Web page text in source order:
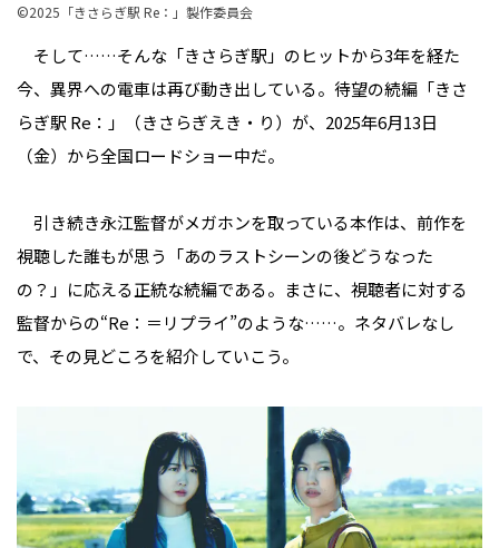
©︎2025「きさらぎ駅 Re：」製作委員会
そして……そんな「きさらぎ駅」のヒットから3年を経た
今、異界への電車は再び動き出している。待望の続編「きさ
らぎ駅 Re：」（きさらぎえき・り）が、2025年6月13日
（金）から全国ロードショー中だ。
引き続き永江監督がメガホンを取っている本作は、前作を
視聴した誰もが思う「あのラストシーンの後どうなった
の？」に応える正統な続編である。まさに、視聴者に対する
監督からの“Re：＝リプライ”のような……。ネタバレなし
で、その見どころを紹介していこう。